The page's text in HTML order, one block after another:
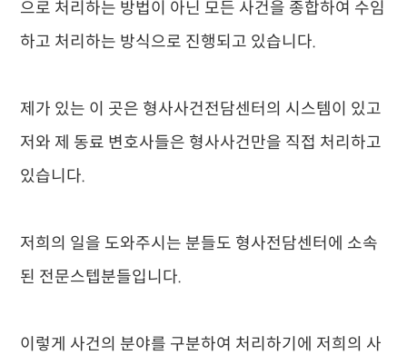
으로 처리하는 방법이 아닌 모든 사건을 종합하여 수임
하고 처리하는 방식으로 진행되고 있습니다.
제가 있는 이 곳은 형사사건전담센터의 시스템이 있고
저와 제 동료 변호사들은 형사사건만을 직접 처리하고
있습니다.
저희의 일을 도와주시는 분들도 형사전담센터에 소속
된 전문스텝분들입니다.
이렇게 사건의 분야를 구분하여 처리하기에 저희의 사